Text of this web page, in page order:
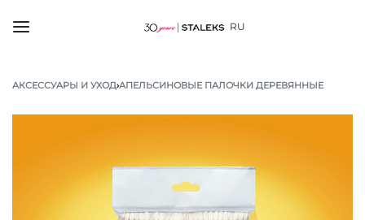
RU
АКСЕССУАРЫ И УХОД›АПЕЛЬСИНОВЫЕ ПАЛОЧКИ ДЕРЕВЯННЫЕ